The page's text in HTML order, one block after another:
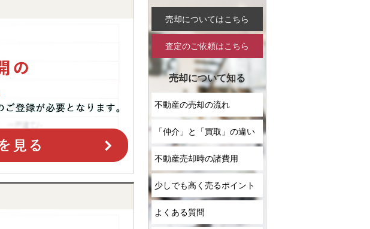
売却についてはこちら
査定のご依頼はこちら
売却について知る
不動産の売却の流れ
「仲介」と「買取」の違い
不動産売却時の諸費用
少しでも高く売るポイント
よくある質問